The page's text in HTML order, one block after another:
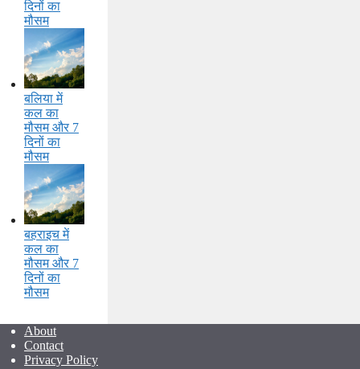
दिनों का
मौसम
बलिया में
कल का
मौसम और 7
दिनों का
मौसम
बहराइच में
कल का
मौसम और 7
दिनों का
मौसम
About
Contact
Privacy Policy